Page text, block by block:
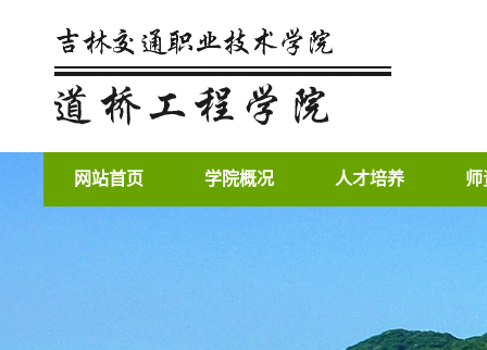
网站首页 学院概况 人才培养 师